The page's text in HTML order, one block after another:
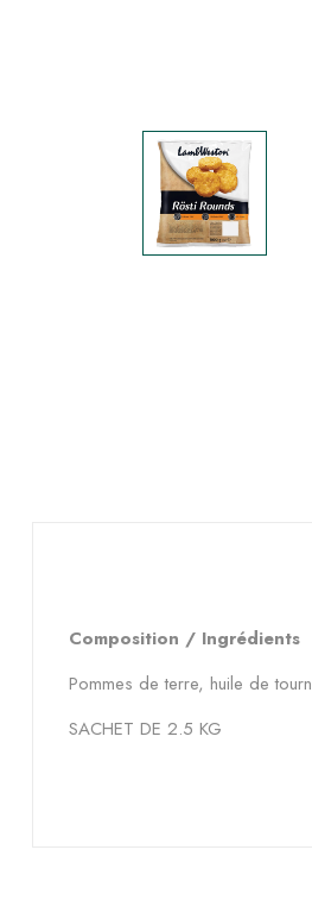
Composition / Ingrédients
Pommes de terre, huile de
SACHET DE 2.5 KG